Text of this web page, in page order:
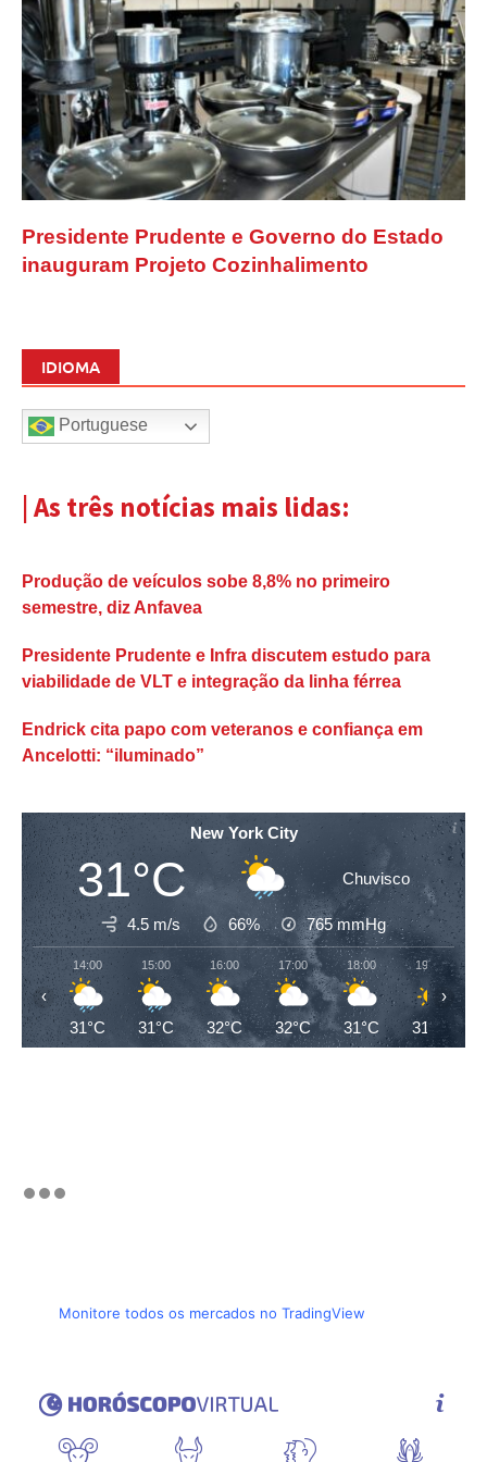
Presidente Prudente e Governo do Estado
inauguram Projeto Cozinhalimento
IDIOMA
Portuguese
| As três notícias mais lidas:
Produção de veículos sobe 8,8% no primeiro
semestre, diz Anfavea
Presidente Prudente e Infra discutem estudo para
viabilidade de VLT e integração da linha férrea
Endrick cita papo com veteranos e confiança em
Ancelotti: “iluminado”
New York City
31°C Chuvisco
4.5 m/s 66% 765mmHg
14:00
31°C
15:00
31°C
16:00
32°C
17:00
32°C
18:00
31°C
19:00
31°C
‹ ›
Monitore todos os mercados no TradingView